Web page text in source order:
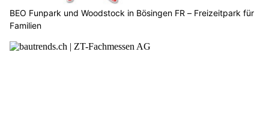
BEO Funpark und Woodstock in Bösingen FR – Freizeitpark für
Familien